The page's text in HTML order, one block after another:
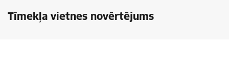
Tīmekļa vietnes novērtējums